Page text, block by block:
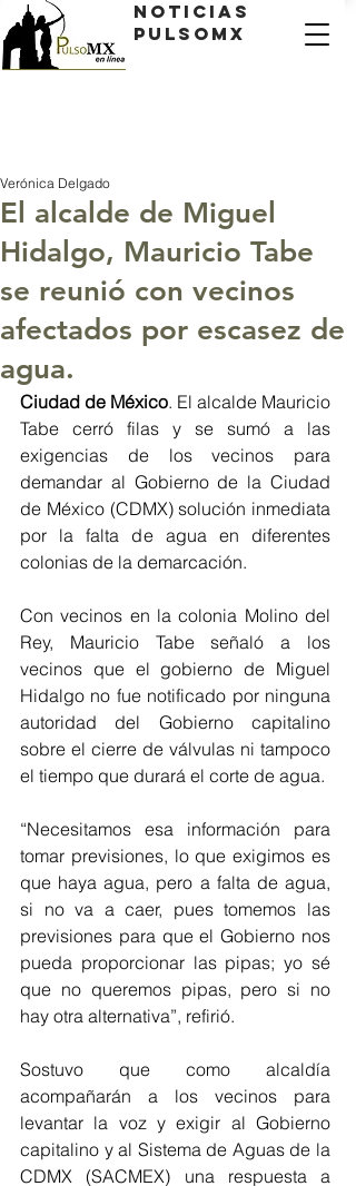
Noticias
PulsoMX
El alcalde de Miguel
Hidalgo, Mauricio Tabe
se reunió con vecinos
afectados por escasez de
agua.
Verónica Delgado
Ciudad de México. El alcalde Mauricio
Tabe cerró filas y se sumó a las
exigencias de los vecinos para
demandar al Gobierno de la Ciudad
de México (CDMX) solución inmediata
por la falta de agua en diferentes
colonias de la demarcación.
Con vecinos en la colonia Molino del
Rey, Mauricio Tabe señaló a los
vecinos que el gobierno de Miguel
Hidalgo no fue notificado por ninguna
autoridad del Gobierno capitalino
sobre el cierre de válvulas ni tampoco
el tiempo que durará el corte de agua.
“Necesitamos esa información para
tomar previsiones, lo que exigimos es
que haya agua, pero a falta de agua,
si no va a caer, pues tomemos las
previsiones para que el Gobierno nos
pueda proporcionar las pipas; yo sé
que no queremos pipas, pero si no
hay otra alternativa”, refirió.
Sostuvo que como alcaldía
acompañarán a los vecinos para
levantar la voz y exigir al Gobierno
capitalino y al Sistema de Aguas de la
CDMX (SACMEX) una respuesta a